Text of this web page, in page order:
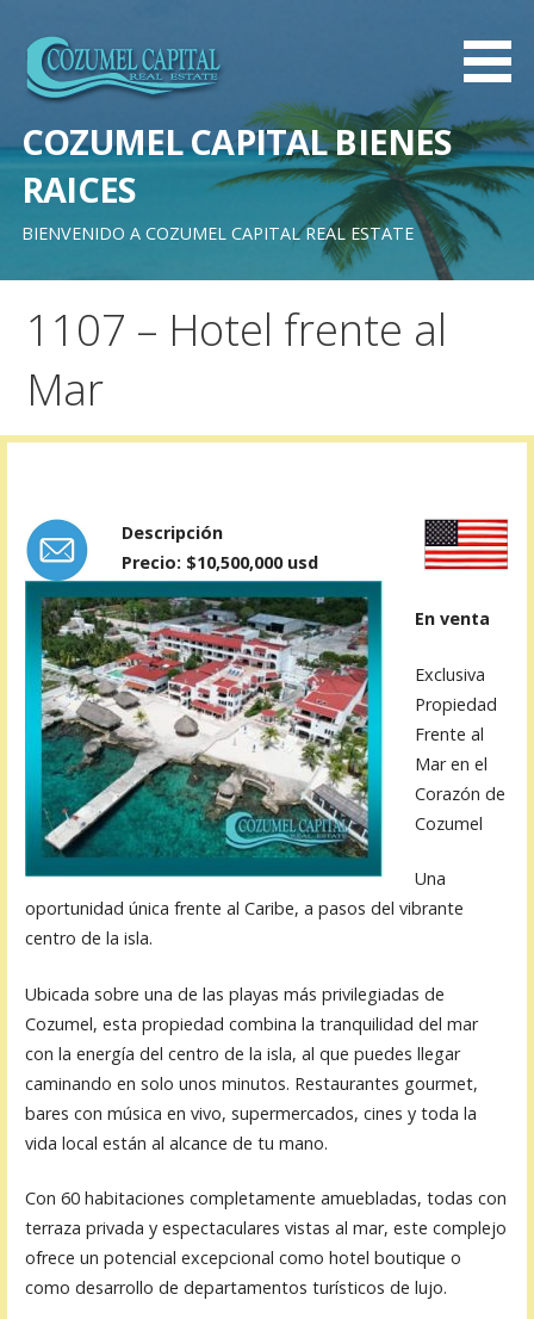
contenido
COZUMEL CAPITAL BIENES
RAICES
BIENVENIDO A COZUMEL CAPITAL REAL ESTATE
1107 – Hotel frente al
Mar
Descripción
Precio: $10,500,000 usd
En venta
Exclusiva
Propiedad
Frente al
Mar en el
Corazón de
Cozumel
Una
oportunidad única frente al Caribe, a pasos del vibrante
centro de la isla.
Ubicada sobre una de las playas más privilegiadas de
Cozumel, esta propiedad combina la tranquilidad del mar
con la energía del centro de la isla, al que puedes llegar
caminando en solo unos minutos. Restaurantes gourmet,
bares con música en vivo, supermercados, cines y toda la
vida local están al alcance de tu mano.
Con 60 habitaciones completamente amuebladas, todas con
terraza privada y espectaculares vistas al mar, este complejo
ofrece un potencial excepcional como hotel boutique o
como desarrollo de departamentos turísticos de lujo.